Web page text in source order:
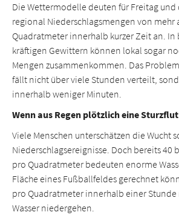
Die Wettermodelle deuten für Freitag und
regional Niederschlagsmengen von mehr
Quadratmeter innerhalb kurzer Zeit an. In
kräftigen Gewittern können lokal sogar
Mengen zusammenkommen. Das
fällt nicht über viele Stunden verteilt,
innerhalb weniger Minuten.
Wenn aus Regen plötzlich eine
Viele Menschen unterschätzen die Wucht
Niederschlagsereignisse. Doch bereits 40
pro Quadratmeter bedeuten enorme
Fläche eines Fußballfeldes gerechnet
pro Quadratmeter innerhalb einer Stunde
Wasser niedergehen.